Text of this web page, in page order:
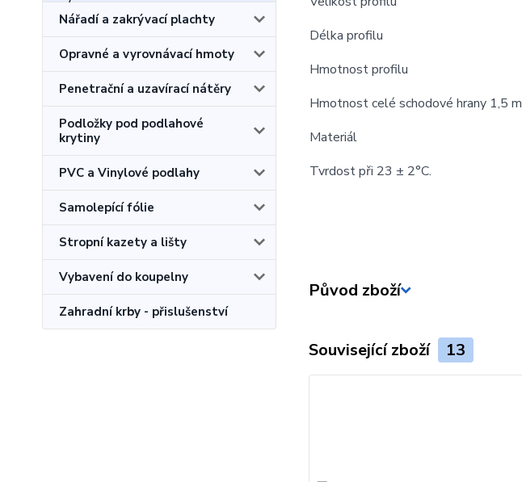
Nářadí a zakrývací plachty
Opravné a vyrovnávací hmoty
Penetrační a uzavírací nátěry
Podložky pod podlahové
krytiny
PVC a Vinylové podlahy
Samolepící fólie
Stropní kazety a lišty
Vybavení do koupelny
Zahradní krby - přislušenství
Délka profilu
Hmotnost profilu
Hmotnost celé schodové hrany 1,5 m
Materiál
Tvrdost při 23 ± 2°C.
Původ zboží
Související zboží 13